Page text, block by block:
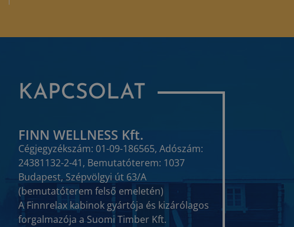
KAPCSOLAT
FINN WELLNESS Kft.
Cégjegyzékszám: 01-09-186565, Adószám:
24381132-2-41, Bemutatóterem: 1037
Budapest, Szépvölgyi út 63/A
(bemutatóterem felső emeletén)
A Finnrelax kabinok gyártója és kizárólagos
forgalmazója a Suomi Timber Kft.